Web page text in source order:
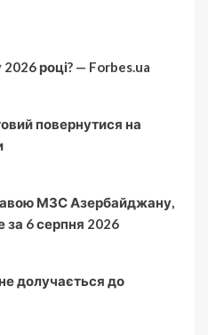
році? — Forbes.ua
повернутися на
МЗС Азербайджану,
за 6 серпня 2026
долучається до